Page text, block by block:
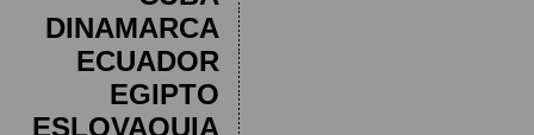
DINAMARCA
ECUADOR
EGIPTO
ESLOVAQUIA